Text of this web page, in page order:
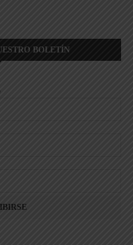
BOLETÍN